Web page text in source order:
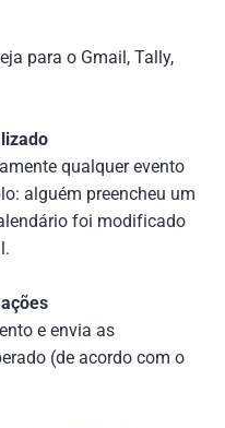
para o Gmail, Tally,
qualquer evento
alguém preencheu um
foi modificado
e envia as
(de acordo com o